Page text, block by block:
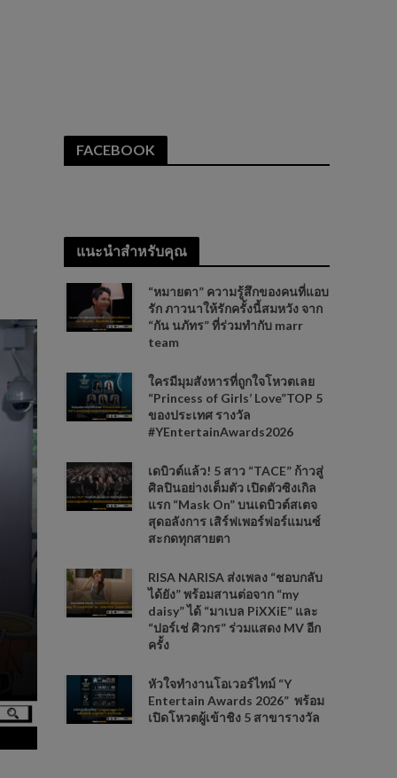
FACEBOOK
แนะนำสำหรับคุณ
“หมายตา” ความรู้สึกของคนที่แอบ
รัก ภาวนาให้รักครั้งนี้สมหวัง จาก
“กัน นภัทร” ที่ร่วมทำกับ marr
team
ใครมีมุมสังหารที่ถูกใจโหวตเลย
“Princess of Girls’ Love”TOP 5
ของประเทศ รางวัล
#YEntertainAwards2026
เดบิวต์แล้ว! 5 สาว “TACE” ก้าวสู่
ศิลปินอย่างเต็มตัว เปิดตัวซิงเกิล
แรก “Mask On” บนเดบิวต์สเตจ
สุดอลังการ เสิร์ฟเพอร์ฟอร์แมนซ์
สะกดทุกสายตา
RISA NARISA ส่งเพลง “ชอบกลับ
ได้ยัง” พร้อมสานต่อจาก “my
daisy” ได้ “มาเบล PiXXiE” และ
“ปอร์เช่ ศิวกร” ร่วมแสดง MV อีก
ครั้ง
หัวใจทำงานโอเวอร์ไทม์ “Y
Entertain Awards 2026” พร้อม
เปิดโหวตผู้เข้าชิง 5 สาขารางวัล